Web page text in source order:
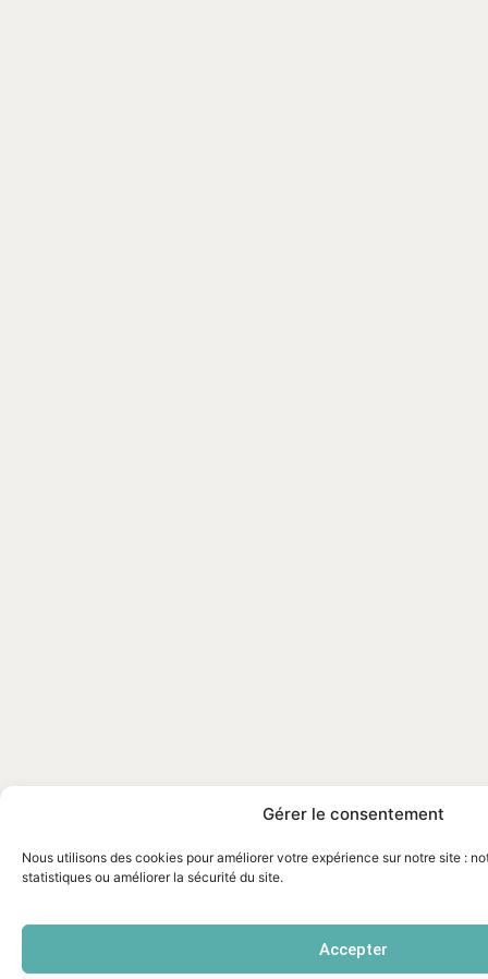
Gérer le consentement
Nous utilisons des cookies pour améliorer votre expérience sur notre site :
statistiques ou améliorer la sécurité du site.
Accepter